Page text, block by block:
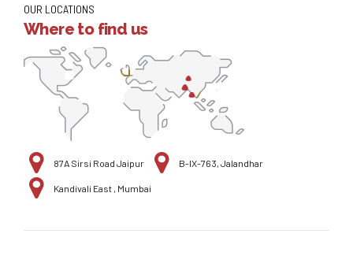
OUR LOCATIONS
Where to find us
87A Sirsi Road Jaipur B-IX-763, Jalandhar
Kandivali East , Mumbai